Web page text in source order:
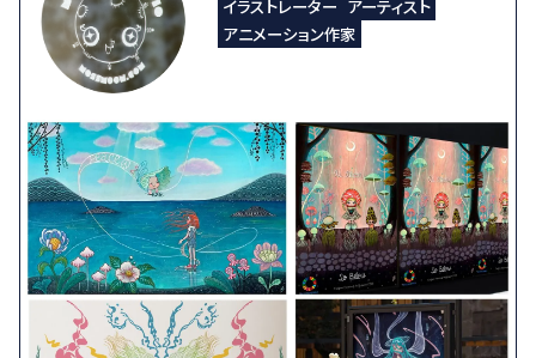
イラストレーター アーティスト
アニメーション作家